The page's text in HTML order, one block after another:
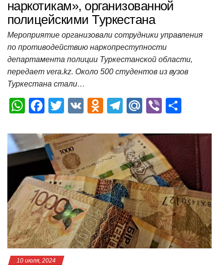
наркотикам», организованной
полицейскими Туркестана
Мероприятие организовали сотрудники управления
по противодействию наркопреступности
департамента полиции Туркестанской области,
передает vera.kz. Около 500 студентов из вузов
Туркестана стали…
W
at
s
A
p
p
F
c
e
b
o
o
k
T
tt
er
V
O
n
o
kl
a
ss
ni
ki
T
e
gr
a
m
M
.R
u
Vi
er п
в
и
т
ь
10 июля, 2024